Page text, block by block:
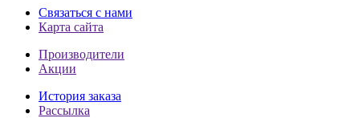
Связаться с нами
Карта сайта
Производители
Акции
История заказа
Рассылка